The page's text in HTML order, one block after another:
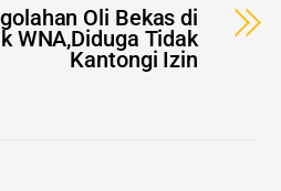
Oli Bekas di
WNA,Diduga Tidak
Kantongi Izin